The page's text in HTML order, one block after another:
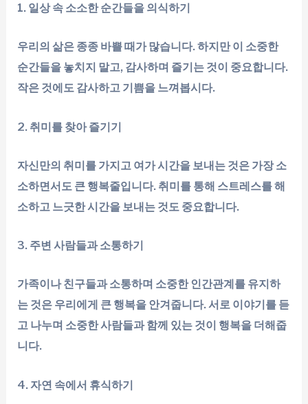
1. 일상 속 소소한 순간들을 의식하기
우리의 삶은 종종 바쁠 때가 많습니다. 하지만 이 소중한
순간들을 놓치지 말고, 감사하며 즐기는 것이 중요합니다.
작은 것에도 감사하고 기쁨을 느껴봅시다.
2. 취미를 찾아 즐기기
자신만의 취미를 가지고 여가 시간을 보내는 것은 가장 소
소하면서도 큰 행복줄입니다. 취미를 통해 스트레스를 해
소하고 느긋한 시간을 보내는 것도 중요합니다.
3. 주변 사람들과 소통하기
가족이나 친구들과 소통하며 소중한 인간관계를 유지하
는 것은 우리에게 큰 행복을 안겨줍니다. 서로 이야기를 듣
고 나누며 소중한 사람들과 함께 있는 것이 행복을 더해줍
니다.
4. 자연 속에서 휴식하기